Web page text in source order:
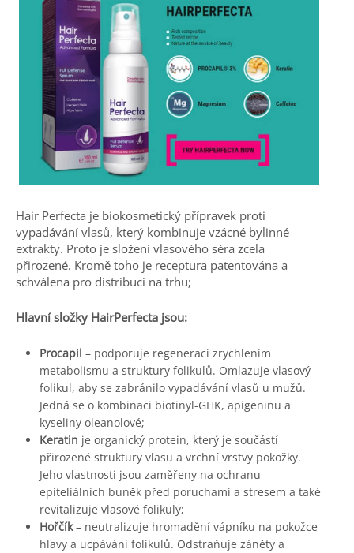
Hair Perfecta je biokosmetický přípravek proti
vypadávání vlasů, který kombinuje vzácné bylinné
extrakty. Proto je složení vlasového séra zcela
přirozené. Kromě toho je receptura patentována a
schválena pro distribuci na trhu;
Hlavní složky HairPerfecta jsou:
Procapil – podporuje regeneraci zrychlením
metabolismu a struktury folikulů. Omlazuje vlasový
folikul, aby se zabránilo vypadávání vlasů u mužů.
Jedná se o kombinaci biotinyl-GHK, apigeninu a
kyseliny oleanolové;
Keratin je organický protein, který je součástí
přirozené struktury vlasu a vrchní vrstvy pokožky.
Jeho vlastnosti jsou zaměřeny na ochranu
epiteliálních buněk před poruchami a stresem a také
revitalizuje vlasové folikuly;
Hořčík– neutralizuje hromadění vápníku na pokožce
hlavy a ucpávání folikulů. Odstraňuje záněty a